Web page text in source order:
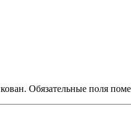
Обязательные поля